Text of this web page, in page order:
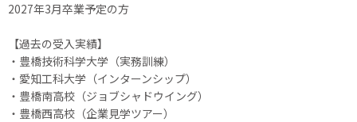
2027年3月卒業予定の方
【過去の受入実績】
・豊橋技術科学大学（実務訓練）
・愛知工科大学（インターンシップ）
・豊橋南高校（ジョブシャドウイング）
・豊橋西高校（企業見学ツアー）